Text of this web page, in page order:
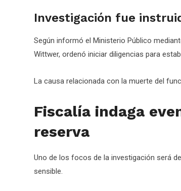
Investigación fue
Según informó el Ministerio Público
Wittwer, ordenó iniciar diligencias para
La causa relacionada con la muerte del
Fiscalía indaga
reserva
Uno de los focos de la investigación será
sensible.